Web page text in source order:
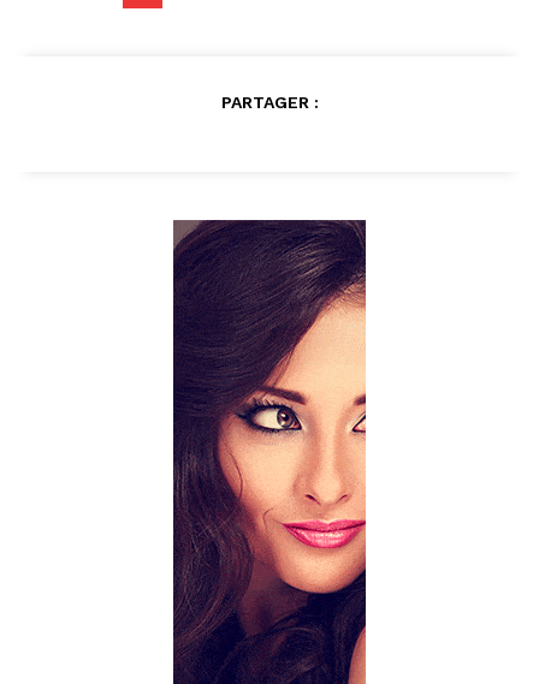
PARTAGER :